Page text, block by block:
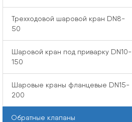
Трехходовой шаровой кран DN8-
50
Шаровой кран под приварку DN10-
150
Шаровые краны фланцевые DN15-
200
Обратные клапаны